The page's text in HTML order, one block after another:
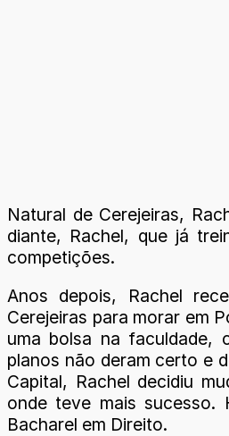
Natural de Cerejeiras,
diante, Rachel, que já
competições.
Anos depois, Rachel
Cerejeiras para morar em
uma bolsa na faculdade,
planos não deram certo e
Capital, Rachel decidiu
onde teve mais sucesso.
Bacharel em Direito.